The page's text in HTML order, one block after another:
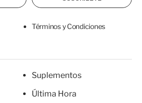
Términos y Condiciones
Suplementos
Última Hora